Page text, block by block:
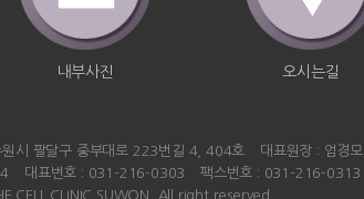
내부사진 오시는길
원시 팔달구 중부대로 223번길 4, 404호
대표원장 : 엄경모
대표번호 : 031-216-0303
팩스번호 : 031-216-0313
CELL CLINIC SUWON. All right reserved